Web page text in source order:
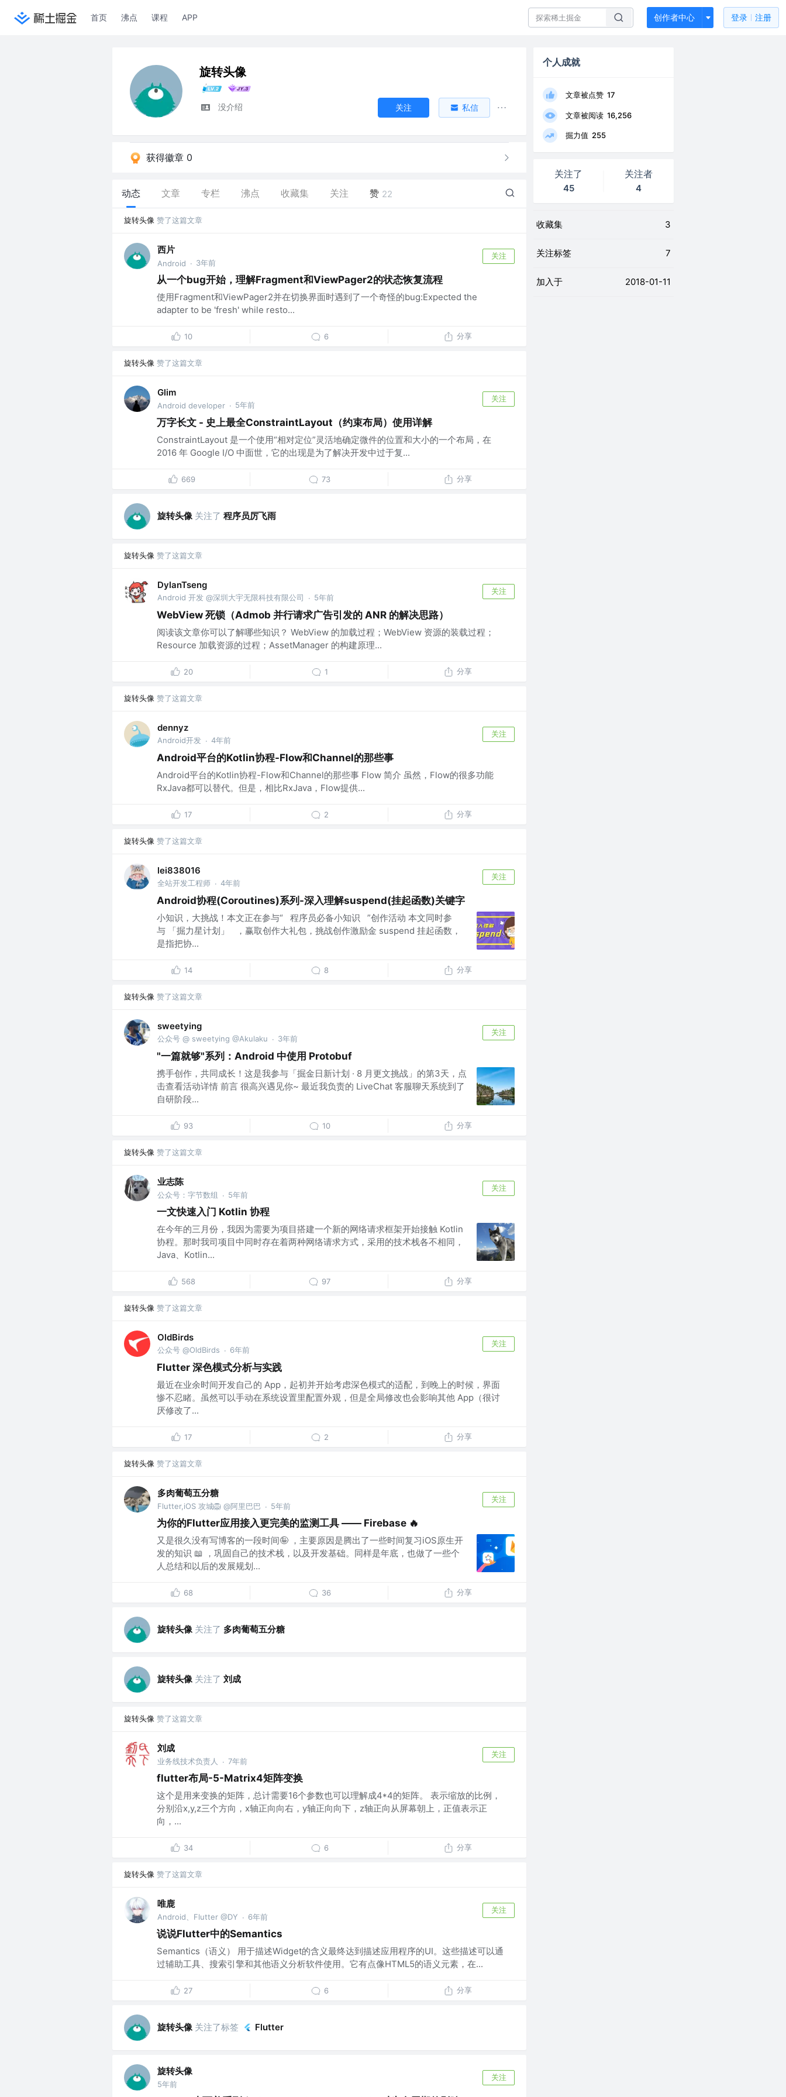
首页 沸点 课程 APP 创作者中心 登录 注册
旋转头像
没介绍 关注 私信
获得徽章 0
动态 文章 专栏 沸点 收藏集 关注 赞 22
旋转头像 赞了这篇文章
西片
Android · 3年前
关注
从一个bug开始，理解Fragment和ViewPager2的状态恢复流程
使用Fragment和ViewPager2并在切换界面时遇到了一个奇怪的bug:Expected the
adapter to be 'fresh' while resto...
10 6 分享
旋转头像 赞了这篇文章
Glim
Android developer · 5年前
关注
万字长文 - 史上最全ConstraintLayout（约束布局）使用详解
ConstraintLayout 是一个使用“相对定位”灵活地确定微件的位置和大小的一个布局，在
2016 年 Google I/O 中面世，它的出现是为了解决开发中过于复...
669 73 分享
旋转头像 关注了 程序员厉飞雨
旋转头像 赞了这篇文章
DylanTseng
Android 开发 @深圳大宇无限科技有限公司 · 5年前
关注
WebView 死锁（Admob 并行请求广告引发的 ANR 的解决思路）
阅读该文章你可以了解哪些知识？ WebView 的加载过程；WebView 资源的装载过程；
Resource 加载资源的过程；AssetManager 的构建原理...
20 1 分享
旋转头像 赞了这篇文章
dennyz
Android开发 · 4年前
关注
Android平台的Kotlin协程-Flow和Channel的那些事
Android平台的Kotlin协程-Flow和Channel的那些事 Flow 简介 虽然，Flow的很多功能
RxJava都可以替代。但是，相比RxJava，Flow提供...
17 2 分享
旋转头像 赞了这篇文章
lei838016
全站开发工程师 · 4年前
关注
Android协程(Coroutines)系列-深入理解suspend(挂起函数)关键字
小知识，大挑战！本文正在参与“ 程序员必备小知识 ”创作活动 本文同时参
与 「掘力星计划」 ，赢取创作大礼包，挑战创作激励金 suspend 挂起函数，
是指把协...
14 8 分享
旋转头像 赞了这篇文章
sweetying
公众号 @ sweetying @Akulaku · 3年前
关注
"一篇就够"系列：Android 中使用 Protobuf
携手创作，共同成长！这是我参与「掘金日新计划 · 8 月更文挑战」的第3天，点
击查看活动详情 前言 很高兴遇见你~ 最近我负责的 LiveChat 客服聊天系统到了
自研阶段...
93 10 分享
旋转头像 赞了这篇文章
业志陈
公众号：字节数组 · 5年前
关注
一文快速入门 Kotlin 协程
在今年的三月份，我因为需要为项目搭建一个新的网络请求框架开始接触 Kotlin
协程。那时我司项目中同时存在着两种网络请求方式，采用的技术栈各不相同，
Java、Kotlin...
568 97 分享
旋转头像 赞了这篇文章
OldBirds
公众号 @OldBirds · 6年前
关注
Flutter 深色模式分析与实践
最近在业余时间开发自己的 App，起初并开始考虑深色模式的适配，到晚上的时候，界面
惨不忍睹。虽然可以手动在系统设置里配置外观，但是全局修改也会影响其他 App（很讨
厌修改了...
17 2 分享
旋转头像 赞了这篇文章
多肉葡萄五分糖
Flutter,iOS 攻城🦁️ @阿里巴巴 · 5年前
关注
为你的Flutter应用接入更完美的监测工具 —— Firebase 🔥
又是很久没有写博客的一段时间🤪 ，主要原因是腾出了一些时间复习iOS原生开
发的知识 📖 ，巩固自己的技术栈，以及开发基础。同样是年底，也做了一些个
人总结和以后的发展规划...
68 36 分享
旋转头像 关注了 多肉葡萄五分糖
旋转头像 关注了 刘成
旋转头像 赞了这篇文章
刘成
业务线技术负责人 · 7年前
关注
flutter布局-5-Matrix4矩阵变换
这个是用来变换的矩阵，总计需要16个参数也可以理解成4*4的矩阵。 表示缩放的比例，
分别沿x,y,z三个方向，x轴正向向右，y轴正向向下，z轴正向从屏幕朝上，正值表示正
向，...
34 6 分享
旋转头像 赞了这篇文章
唯鹿
Android、Flutter @DY · 6年前
关注
说说Flutter中的Semantics
Semantics（语义） 用于描述Widget的含义最终达到描述应用程序的UI。这些描述可以通
过辅助工具、搜索引擎和其他语义分析软件使用。它有点像HTML5的语义元素，在...
27 6 分享
旋转头像 关注了标签 Flutter
旋转头像
5年前
关注
个人成就
文章被点赞 17
文章被阅读 16,256
掘力值 255
关注了
45
关注者
4
收藏集 3
关注标签 7
加入于 2018-01-11